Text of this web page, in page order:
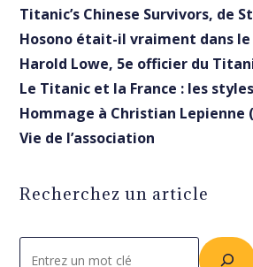
Titanic’s Chinese Survivors, de
Hosono était-il vraiment dans le
Harold Lowe, 5e officier du
Le Titanic et la France : les
Hommage à Christian Lepienne
Vie de l’association
Recherchez un article